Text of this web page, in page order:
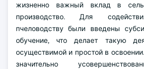
жизненно важный вклад в
производство. Для
пчеловодству были введены
обучение, что делает такую
осуществимой и простой в
значительно